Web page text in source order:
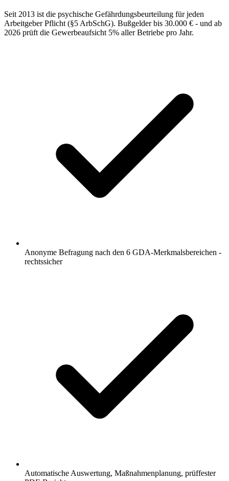
Seit 2013 ist die psychische Gefährdungsbeurteilung für jeden
Arbeitgeber Pflicht (§5 ArbSchG). Bußgelder bis 30.000 € - und ab
2026 prüft die Gewerbeaufsicht 5% aller Betriebe pro Jahr.
Anonyme Befragung nach den 6 GDA-Merkmalsbereichen -
rechtssicher
Automatische Auswertung, Maßnahmenplanung, prüffester